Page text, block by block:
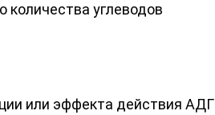
количества углеводов
или эффекта действия АДГ